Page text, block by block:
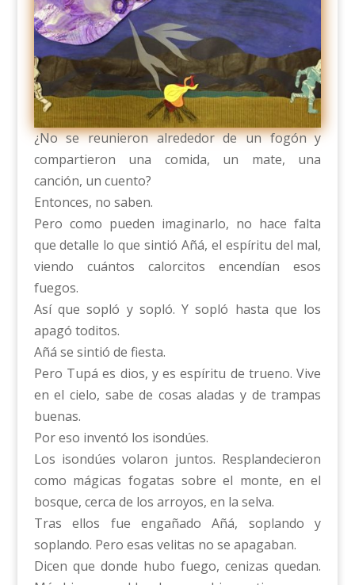
¿No se reunieron alrededor de un fogón y
compartieron una comida, un mate, una
canción, un cuento?
Entonces, no saben.
Pero como pueden imaginarlo, no hace falta
que detalle lo que sintió Añá, el espíritu del mal,
viendo cuántos calorcitos encendían esos
fuegos.
Así que sopló y sopló. Y sopló hasta que los
apagó toditos.
Añá se sintió de fiesta.
Pero Tupá es dios, y es espíritu de trueno. Vive
en el cielo, sabe de cosas aladas y de trampas
buenas.
Por eso inventó los isondúes.
Los isondúes volaron juntos. Resplandecieron
como mágicas fogatas sobre el monte, en el
bosque, cerca de los arroyos, en la selva.
Tras ellos fue engañado Añá, soplando y
soplando. Pero esas velitas no se apagaban.
Dicen que donde hubo fuego, cenizas quedan.